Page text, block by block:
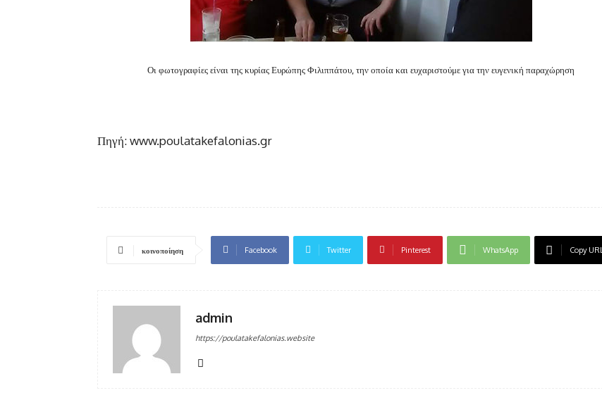
Οι φωτογραφίες είναι της κυρίας Ευρώπης Φιλιππάτου, την οποία και ευχαριστούμε για την ευγενική παραχώρηση
Πηγή: www.poulatakefalonias.gr
κοινοποίηση Facebook Twitter Pinterest WhatsApp Copy URL
admin
https://poulatakefalonias.website